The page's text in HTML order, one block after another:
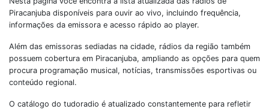
Piracanjuba disponíveis para ouvir ao vivo, incluindo frequência,
informações da emissora e acesso rápido ao player.
Além das emissoras sediadas na cidade, rádios da região também
possuem cobertura em Piracanjuba, ampliando as opções para quem
procura programação musical, notícias, transmissões esportivas ou
conteúdo regional.
O catálogo do tudoradio é atualizado constantemente para refletir